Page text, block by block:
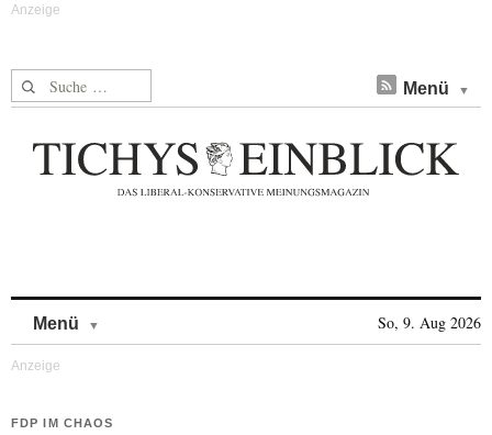
Suche nach: Menü
Menü So, 9. Aug 2026
FDP IM CHAOS